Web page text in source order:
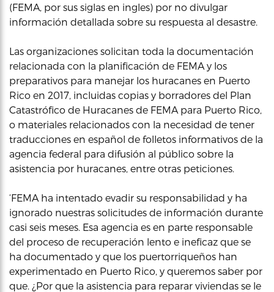
(FEMA, por sus siglas en ingles) por no divulgar
información detallada sobre su respuesta al desastre.
Las organizaciones solicitan toda la documentación
relacionada con la planificación de FEMA y los
preparativos para manejar los huracanes en Puerto
Rico en 2017, incluidas copias y borradores del Plan
Catastrófico de Huracanes de FEMA para Puerto Rico,
o materiales relacionados con la necesidad de tener
traducciones en español de folletos informativos de la
agencia federal para difusión al público sobre la
asistencia por huracanes, entre otras peticiones.
‘FEMA ha intentado evadir su responsabilidad y ha
ignorado nuestras solicitudes de información durante
casi seis meses. Esa agencia es en parte responsable
del proceso de recuperación lento e ineficaz que se
ha documentado y que los puertorriqueños han
experimentado en Puerto Rico, y queremos saber por
que. ¿Por que la asistencia para reparar viviendas se le